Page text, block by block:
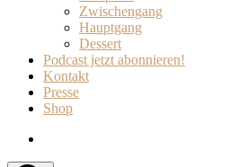
Zwischengang
Hauptgang
Dessert
Podcast jetzt abonnieren!
Kontakt
Presse
Shop